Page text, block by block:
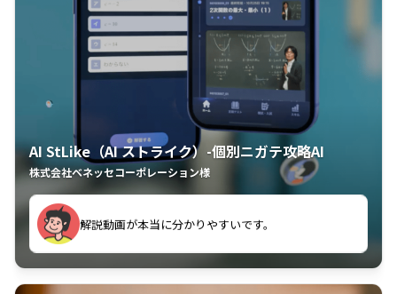
AI StLike（AI ストライク）-個別ニガテ攻略AI
株式会社ベネッセコーポレーション様
古文漢文を主に使わせていただいているが、復習する
のに非常に役立っている。
解説動画が本当に分かりやすいです。